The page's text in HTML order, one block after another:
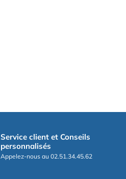
Service client et Conseils
personnalisés
Appelez-nous au 02.51.34.45.62